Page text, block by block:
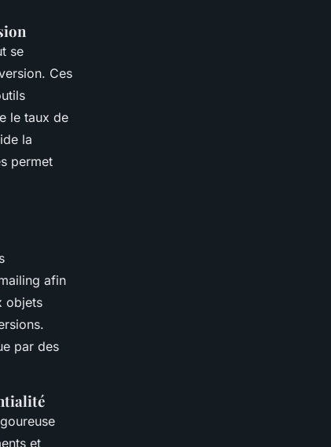
se
Ces
le taux de
la
permet
afin
objets
par des
et